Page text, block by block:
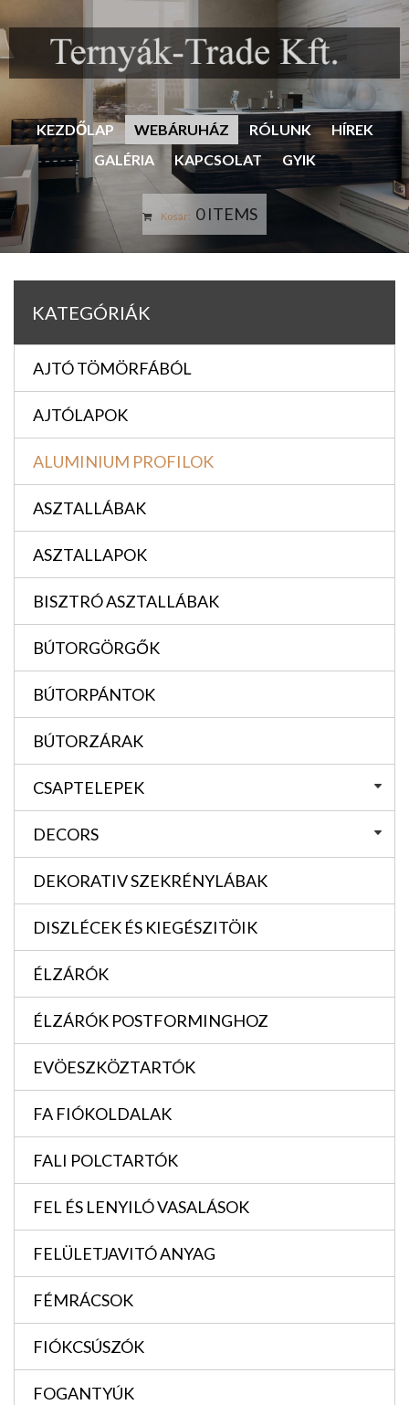
KEZDŐLAP WEBÁRUHÁZ RÓLUNK
HÍREK
GALÉRIA
KAPCSOLAT GYIK
Kosár: 0 ITEMS
KATEGÓRIÁK
AJTÓ TÖMÖRFÁBÓL
AJTÓLAPOK
ALUMINIUM PROFILOK
ASZTALLÁBAK
ASZTALLAPOK
BISZTRÓ ASZTALLÁBAK
BÚTORGÖRGŐK
BÚTORPÁNTOK
BÚTORZÁRAK
CSAPTELEPEK
DECORS
DEKORATIV SZEKRÉNYLÁBAK
DISZLÉCEK ÉS KIEGÉSZITÖIK
ÉLZÁRÓK
ÉLZÁRÓK POSTFORMINGHOZ
EVÖESZKÖZTARTÓK
FA FIÓKOLDALAK
FALI POLCTARTÓK
FEL ÉS LENYILÓ VASALÁSOK
FELÜLETJAVITÓ ANYAG
FÉMRÁCSOK
FIÓKCSÚSZÓK
FOGANTYÚK